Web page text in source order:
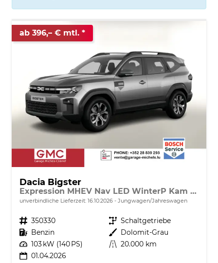
ab 396,– € mtl.
Dacia Bigster
Expression MHEV Nav LED WinterP Kam 17Z
unverbindliche Lieferzeit: 16.10.2026 Jungwagen/Jahreswagen
Fahrzeugnr. 350330 Getriebe Schaltgetriebe
Kraftstoff Benzin Außenfarbe Dolomit-Grau
Leistung 103 kW (140 PS) Kilometerstand 20.000 km
01.04.2026